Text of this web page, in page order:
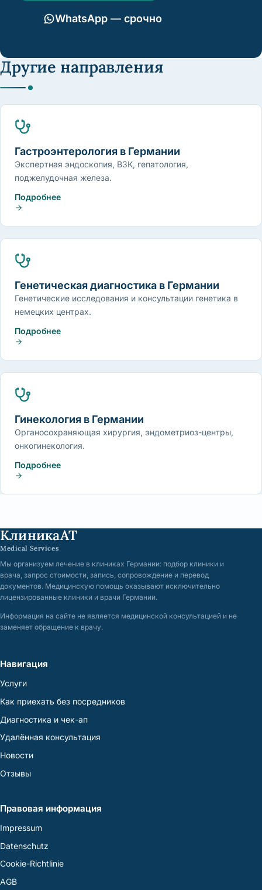
WhatsApp — срочно
Другие направления
Гастроэнтерология в Германии
Экспертная эндоскопия, ВЗК, гепатология,
поджелудочная железа.
Подробнее
Генетическая диагностика в Германии
Генетические исследования и консультации генетика в
немецких центрах.
Подробнее
Гинекология в Германии
Органосохраняющая хирургия, эндометриоз-центры,
онкогинекология.
Подробнее
КлиникаАТ
Medical Services
Мы организуем лечение в клиниках Германии: подбор клиники и
врача, запрос стоимости, запись, сопровождение и перевод
документов. Медицинскую помощь оказывают исключительно
лицензированные клиники и врачи Германии.
Информация на сайте не является медицинской консультацией и не
заменяет обращение к врачу.
Навигация
Услуги
Как приехать без посредников
Диагностика и чек-ап
Удалённая консультация
Новости
Отзывы
Правовая информация
Impressum
Datenschutz
Cookie-Richtlinie
AGB